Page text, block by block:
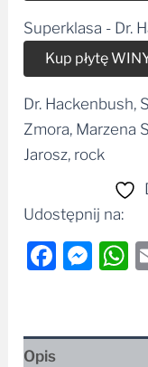
Superklasa - Dr.
Kup płytę
Dr. Hackenbush,
Zmora, Marzena
Jarosz, rock
Udostępnij na:
Opis